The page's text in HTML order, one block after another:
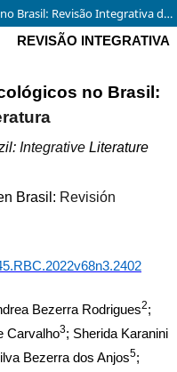
Distress em Pacientes Oncológicos no Brasil: Revisão Integrativa da Literatura